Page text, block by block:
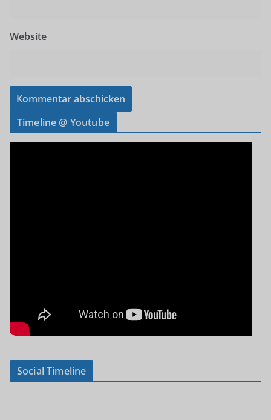
Website
Timeline @ Youtube
Social Timeline